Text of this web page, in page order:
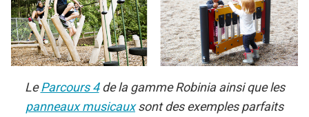
LeParcours 4de la gamme Robinia ainsi que les
panneaux musicauxsont des exemples parfaits